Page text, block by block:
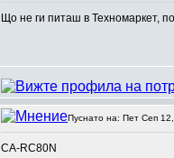
Що не ги питаш в Техномаркет,
Пуснато на: Пет Сеп
CA-RC80N